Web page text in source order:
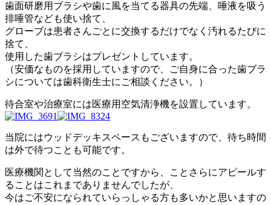
歯面研磨用ブラシや歯に風を当てる器具の先端、唾液を吸う
排唾管なども使い捨て、
グローブは患者さんごとに交換するだけでなく汚れるたびに
捨て、
使用した歯ブラシはプレゼントしています。
（安価なものを採用していますので、ご自身に合った歯ブラ
シについては歯科衛生士にご相談ください。）
待合室や治療室には医療用空気清浄機を設置しています。
当院にはウッドデッキスペースもございますので、待ち時間
は外で待つことも可能です。
医療機関として当然のことですから、ことさらにアピールす
ることはこれまでありませんでしたが、
今はご不安になられていらっしゃる方も多いかと思いますの